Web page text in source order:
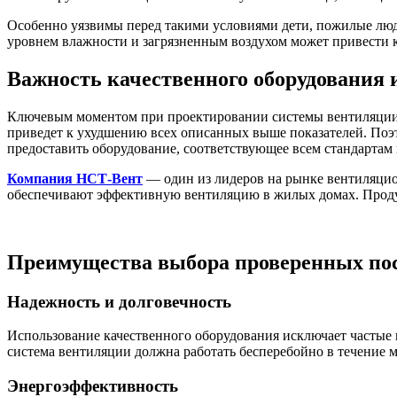
Особенно уязвимы перед такими условиями дети, пожилые
уровнем влажности и загрязненным воздухом может
Важность качественного
Ключевым моментом при проектировании системы вентиляции
приведет к ухудшению всех описанных выше показателей.
предоставить оборудование, соответствующее всем стандартам
Компания НСТ-Вент — один из лидеров на рынке
обеспечивают эффективную вентиляцию в жилых домах.
Преимущества выбора проверенных
Надежность и долговечность
Использование качественного оборудования исключает
система вентиляции должна работать бесперебойно в течение
Энергоэффективность